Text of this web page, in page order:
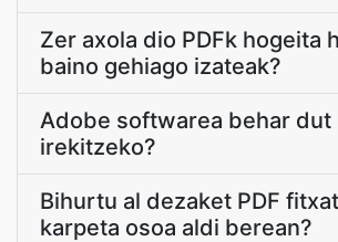
Zer axola dio PDFk hogeita
baino gehiago izateak?
Adobe softwarea behar dut
irekitzeko?
Bihurtu al dezaket PDF
karpeta osoa aldi berean?